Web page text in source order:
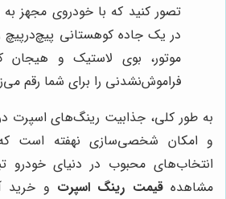
در یک جاده کوهستانی
موتور، بوی لاستیک و هیجان
فراموش‌نشدنی را برای شما رقم
به طور کلی، جذابیت رینگ‌های اسپرت
و امکان شخصی‌سازی نهفته است
انتخاب‌های محبوب در دنیای خودرو
مشاهدهقیمت رینگ اسپرت و خرید